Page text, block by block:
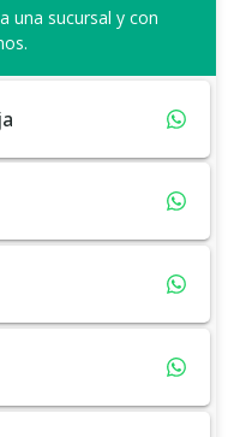
una sucursal y con